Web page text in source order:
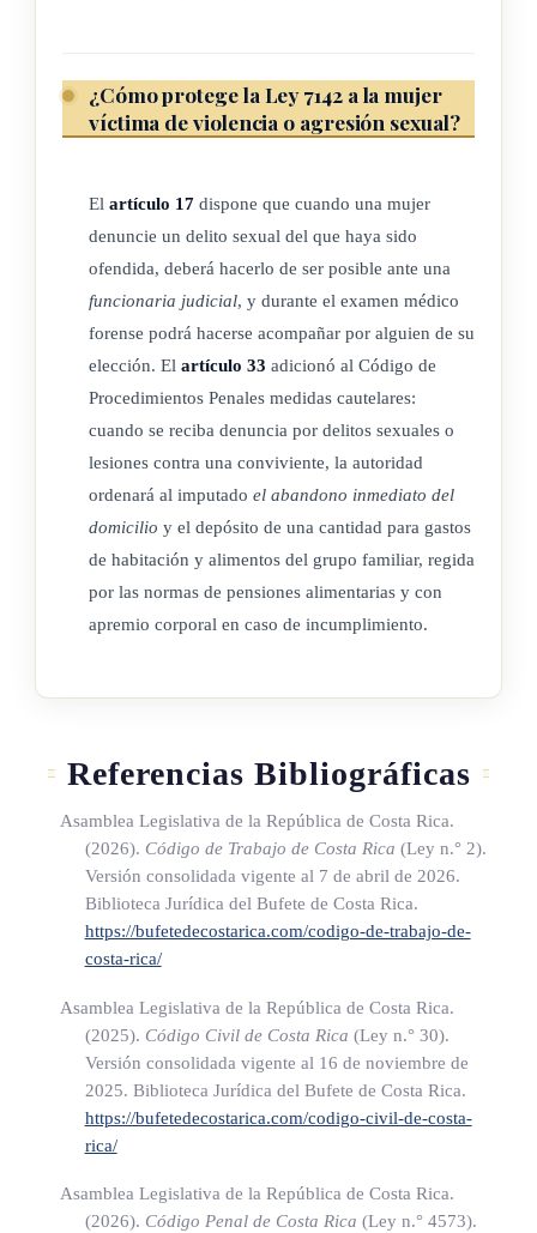
de impuestos, derechos, timbres, contribuciones, tasas y
sobretasas.
La organización y el funcionamiento de los centros infantiles,
así como la designación de los cinco miembros restantes que
se mencionan en el párrafo anterior, serán regulados por vía
reglamentaria.
ARTÍCULO 13
a) De los recursos anuales destinados actualmente a
guarderías infantiles, provenientes del Fondo de
Desarrollo Social y Asignaciones
b) Los asignados para guarderías infantiles en elpresupuesto
c) Las cuotas fijas de los padres usuarios, que se fijarán por
reglamento según las condiciones económicas de ellos.
No obstante, comprobada la incapacidad real para tales
cuotas, los padres conservarán el derecho al servicio.
ch) De los montos que se les asignen en los Presupuestos
Ordinario y Extraordinario de la República.
d) De las donaciones u otros aportes que provengan de entes
públicos y privados, nacionales o extranjeros.
patronos privados destinen a centros infantiles.
ARTÍCULO 14
¿Cómo protege la Ley 7142 a la mujer
víctima de violencia o agresión sexual?
El artículo 17 dispone que cuando una mujer
denuncie un delito sexual del que haya sido
ofendida, deberá hacerlo de ser posible ante una
funcionaria judicial, y durante el examen médico
forense podrá hacerse acompañar por alguien de su
elección. El artículo 33 adicionó al Código de
Procedimientos Penales medidas cautelares:
cuando se reciba denuncia por delitos sexuales o
lesiones contra una conviviente, la autoridad
ordenará al imputado el abandono inmediato del
domicilio y el depósito de una cantidad para gastos
de habitación y alimentos del grupo familiar, regida
por las normas de pensiones alimentarias y con
apremio corporal en caso de incumplimiento.
Referencias Bibliográficas
Asamblea Legislativa de la República de Costa Rica.
(2026). Código de Trabajo de Costa Rica (Ley n.° 2).
Versión consolidada vigente al 7 de abril de 2026.
Biblioteca Jurídica del Bufete de Costa Rica.
https://bufetedecostarica.com/codigo-de-trabajo-de-
costa-rica/
Asamblea Legislativa de la República de Costa Rica.
(2025). Código Civil de Costa Rica (Ley n.° 30).
Versión consolidada vigente al 16 de noviembre de
2025. Biblioteca Jurídica del Bufete de Costa Rica.
https://bufetedecostarica.com/codigo-civil-de-costa-
rica/
Asamblea Legislativa de la República de Costa Rica.
(2026). Código Penal de Costa Rica (Ley n.° 4573).